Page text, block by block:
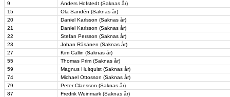
9
Anders Hofstedt (Saknas år)
15
Ola Sandén (Saknas år)
20
Daniel Karlsson (Saknas år)
21
Daniel Karlsson (Saknas år)
22
Stefan Persson (Saknas år)
23
Johan Räsänen (Saknas år)
27
Kim Callin (Saknas år)
55
Thomas Prim (Saknas år)
59
Magnus Hultquist (Saknas år)
74
Michael Ottosson (Saknas år)
79
Peter Claesson (Saknas år)
87
Fredrik Weinmark (Saknas år)